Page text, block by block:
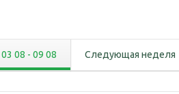
03 08 - 09 08 Следующая неделя